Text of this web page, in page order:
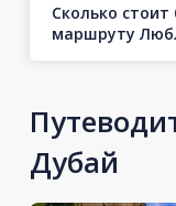
Сколько
маршруту
Дубай